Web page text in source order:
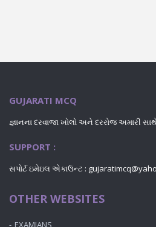
GUJARATI MCQ
જ્ઞાનના દરવાજા ખોલો અને દરરોજ અમારી
SUPPORT :
સપોર્ટ ઇમેઇલ એકાઉન્ટ :
OTHER WEBSITES
EXAMIANS